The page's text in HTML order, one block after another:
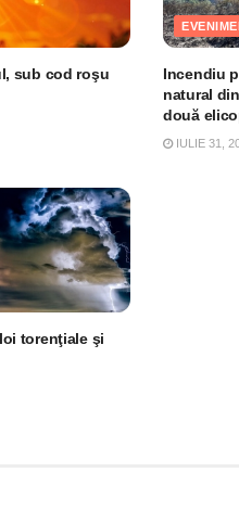
sub cod roşu
Incendiu
natural
două
IULIE 31,
torenţiale şi